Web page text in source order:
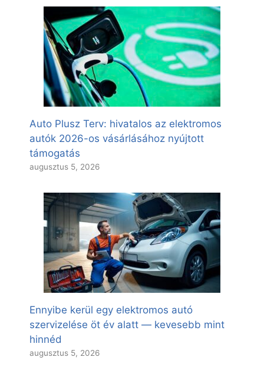
Auto Plusz Terv: hivatalos az elektromos
autók 2026-os vásárlásához nyújtott
támogatás
augusztus 5, 2026
Ennyibe kerül egy elektromos autó
szervizelése öt év alatt — kevesebb mint
hinnéd
augusztus 5, 2026